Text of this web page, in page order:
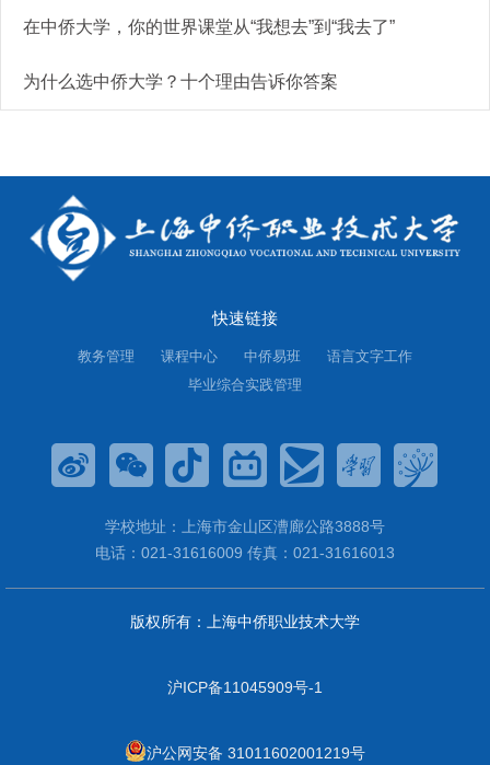
在中侨大学，你的世界课堂从“我想去”到“我去了”
为什么选中侨大学？十个理由告诉你答案
快速链接
教务管理 课程中心 中侨易班
语言文字工作
毕业综合实践管理
学校地址：上海市金山区漕廊公路3888号
电话：021-31616009 传真：021-31616013
版权所有：上海中侨职业技术大学
沪ICP备11045909号-1
沪公网安备 31011602001219号